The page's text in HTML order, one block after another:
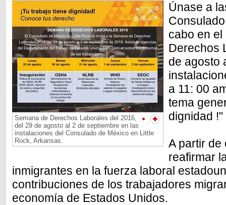
Semana de Derechos Laborales del 2016,
del 29 de agosto al 2 de septiembre en las
instalaciones del Consulado de México en Little
Rock, Arkansas.
Únase a
cabo en
Derechos
de agosto
a 11: 00
tema
dignidad
A partir de
reafirmar
inmigrantes en la fuerza laboral
contribuciones de los trabajadores
economía de Estados Unidos.